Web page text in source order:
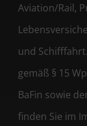
Aviation/Rail,
und
gemäß § 15
BaFin sowie
finden Sie im